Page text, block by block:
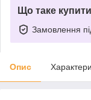
Що таке
Замовлення
Опис